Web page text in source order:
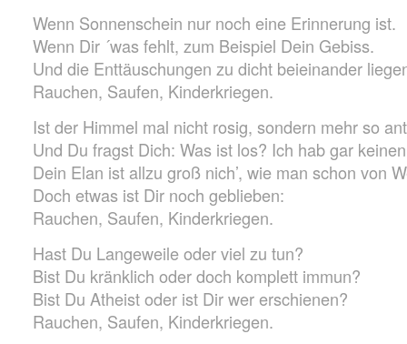
Wenn Sonnenschein nur noch eine Erinnerung ist.
Wenn Dir ´was fehlt, zum Beispiel Dein Gebiss.
Und die Enttäuschungen zu dicht beieinander
Rauchen, Saufen, Kinderkriegen.
Ist der Himmel mal nicht rosig, sondern mehr so
Und Du fragst Dich: Was ist los? Ich hab gar
Dein Elan ist allzu groß nich’, wie man schon von
Doch etwas ist Dir noch geblieben:
Rauchen, Saufen, Kinderkriegen.
Hast Du Langeweile oder viel zu tun?
Bist Du kränklich oder doch komplett immun?
Bist Du Atheist oder ist Dir wer erschienen?
Rauchen, Saufen, Kinderkriegen.